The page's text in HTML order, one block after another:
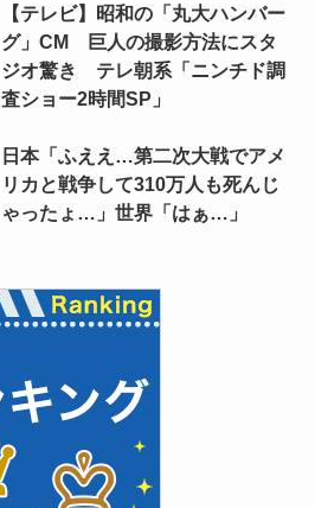
【テレビ】昭和の「丸大ハンバー
グ」CM 巨人の撮影方法にスタ
ジオ驚き テレ朝系「ニンチド調
査ショー2時間SP」
日本「ふええ…第二次大戦でアメ
リカと戦争して310万人も死んじ
ゃったょ…」世界「はぁ…」